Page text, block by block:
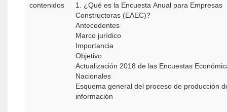
contenidos
1. ¿Qué es la Encuesta Anual para Empresas
Constructoras (EAEC)?
Antecedentes
Marco jurídico
Importancia
Objetivo
Actualización 2018 de las Encuestas
Nacionales
Esquema general del proceso de producción
información